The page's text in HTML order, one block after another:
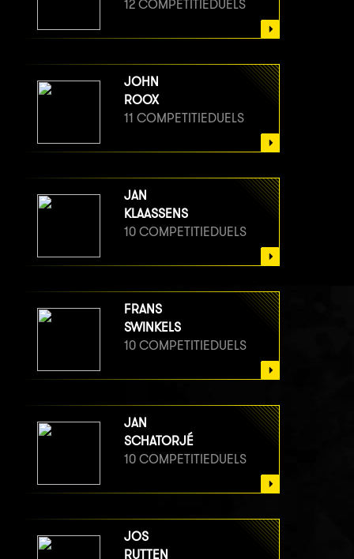
12 COMPETITIEDUELS
JOHN
ROOX
11 COMPETITIEDUELS
JAN
KLAASSENS
10 COMPETITIEDUELS
FRANS
SWINKELS
10 COMPETITIEDUELS
JAN
SCHATORJÉ
10 COMPETITIEDUELS
JOS
RUTTEN